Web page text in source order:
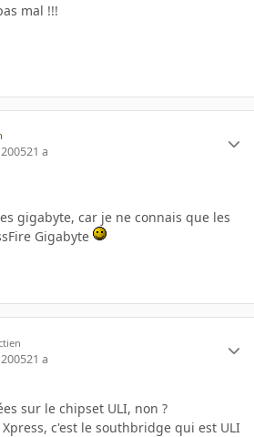
mal !!!
21 a
gigabyte, car je ne connais que les
Gigabyte
21 a
sur le chipset ULI, non ?
c'est le southbridge qui est ULI